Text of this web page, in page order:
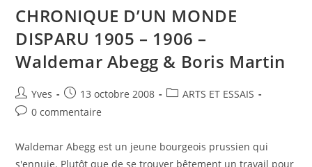
CHRONIQUE D’UN MONDE
DISPARU 1905 – 1906 –
Waldemar Abegg & Boris Martin
Yves 13 octobre 2008
ARTS ET ESSAIS
0 commentaire
Waldemar Abegg est un jeune bourgeois prussien qui
s'ennuie. Plutôt que de se trouver bêtement un travail pour